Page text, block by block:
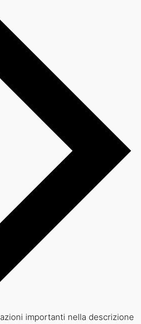
importanti nella descrizione